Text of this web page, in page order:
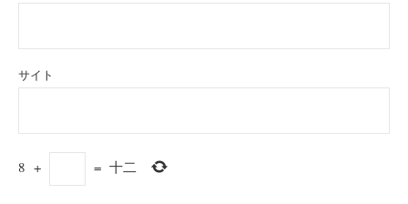
サイト
8 + = 十二